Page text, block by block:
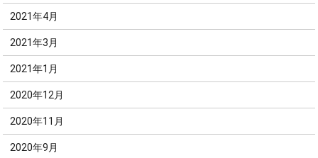
2021年4月
2021年3月
2021年1月
2020年12月
2020年11月
2020年9月